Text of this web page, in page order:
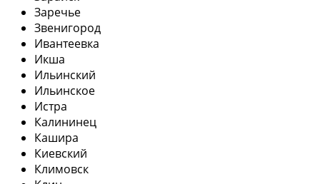
Заречье
Звенигород
Ивантеевка
Икша
Ильинский
Ильинское
Истра
Калининец
Кашира
Киевский
Климовск